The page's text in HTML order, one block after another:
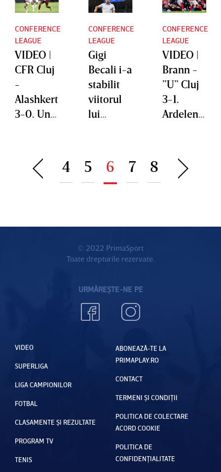
CONFERENCE
LEAGUE
VIDEO |
CFR Cluj
-
Alashkert
3-0. Un
ardelene
sc pentru
CONFERENCE
LEAGUE
Gigi
Becali i-a
stabilit
viitorul
lui
după
eliminar
ea din
„Am
început
prost şi
să cedez
la vrăjeli”
EXCLUSI
CONFERENCE
LEAGUE
VIDEO |
Brann -
”U” Cluj
3-1.
Ardelenii
lasă o
amprent
4 5 6 7 8
© 2022 PrimaSport
Toate drepturile rezervate.
URMĂREȘTE-NE PE
VIDEO
SUPERLIGA
LIGA CAMPIONILOR
FOTBAL
CLASAMENTE ȘI REZULTATE
PROGRAM TV
TENIS
ABONEAZĂ-TE LA
PRIMAPLAY.RO
CONTACT
TERMENI ȘI CONDIȚII
POLITICA DE COLECTARE
ACORD COOKIE
POLITICA DE
CONFIDENȚIALITATE